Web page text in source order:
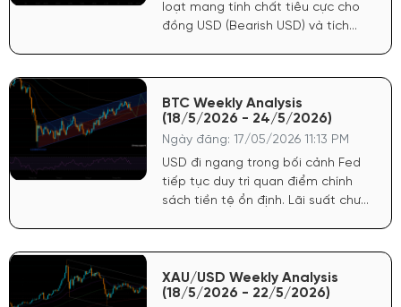
loạt mang tính chất tiêu cực cho
đồng USD (Bearish USD) và tích
0.2% (thấp hơn dự báo 0.3%). Chỉ
số giá GDP sơ bộ cũng giảm còn
3.5% (dự báo 3.6%).
BTC Weekly Analysis
(18/5/2026 - 24/5/2026)
Ngày đăng: 17/05/2026 11:13 PM
USD đi ngang trong bối cảnh Fed
tiếp tục duy trì quan điểm chính
sách tiền tệ ổn định. Lãi suất chưa
lưu trú ở các tài sản rủi ro.
XAU/USD Weekly Analysis
(18/5/2026 - 22/5/2026)